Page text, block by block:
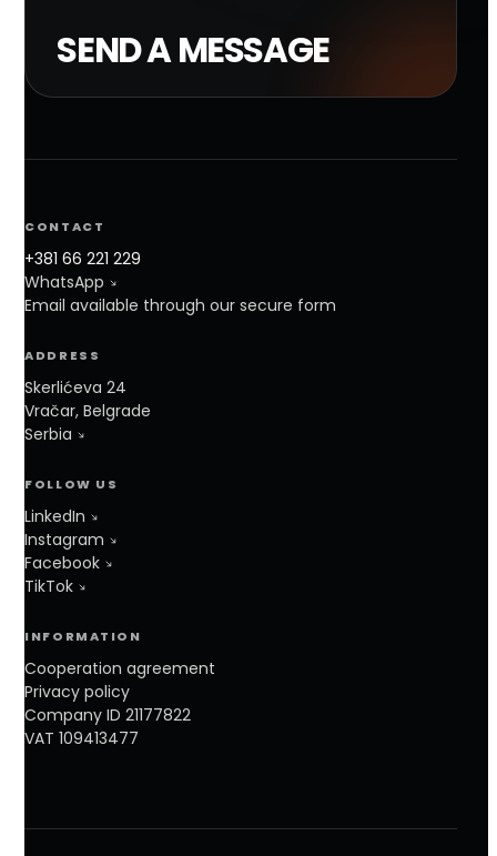
SEND A MESSAGE
CONTACT
+381 66 221 229
WhatsApp
Email available through our secure form
ADDRESS
Skerlićeva 24
Vračar, Belgrade
Serbia
FOLLOW US
LinkedIn
Instagram
Facebook
TikTok
INFORMATION
Cooperation agreement
Privacy policy
Company ID 21177822
VAT 109413477